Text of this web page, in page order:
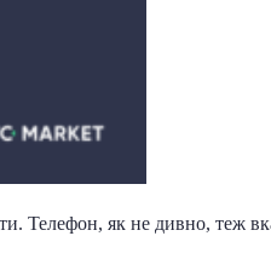
як не дивно, теж